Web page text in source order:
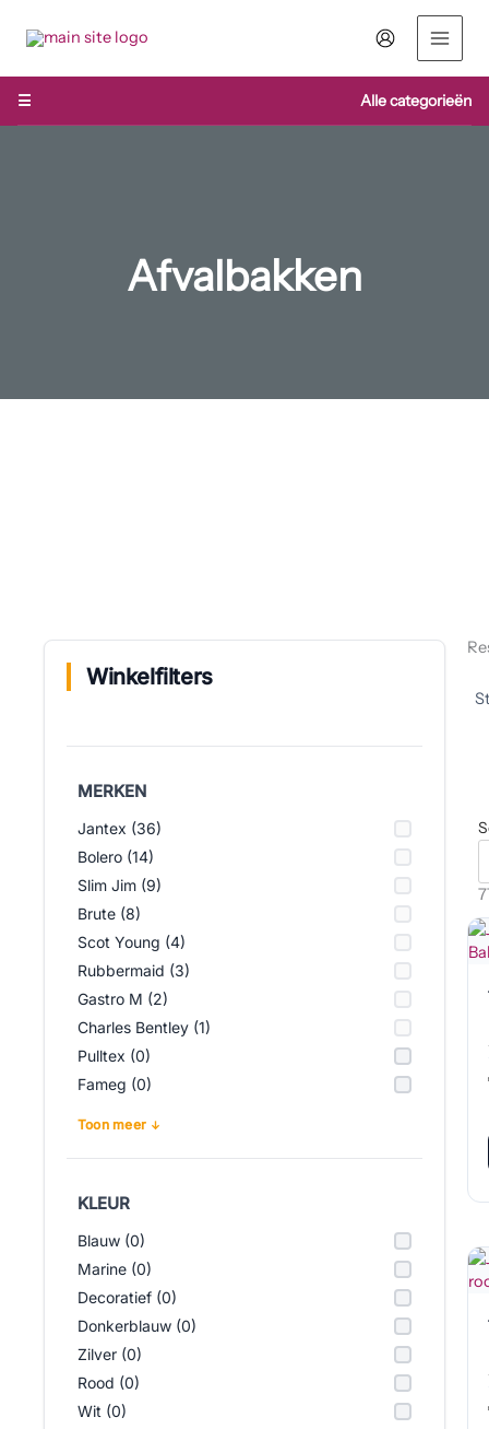
naar
inhoud
☰
Alle categorieën
Afvalbakken
Winkelfilters
MERKEN
Jantex (36)
Bolero (14)
Slim Jim (9)
Brute (8)
Scot Young (4)
Rubbermaid (3)
Gastro M (2)
Charles Bentley (1)
Pulltex (0)
Fameg (0)
Toon meer
KLEUR
Blauw (0)
Marine (0)
Decoratief (0)
Donkerblauw (0)
Zilver (0)
Rood (0)
Wit (0)